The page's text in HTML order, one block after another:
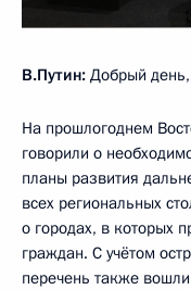
В.Путин: Добрый
На прошлогоднем
говорили о
планы развития
всех региональных
о городах, в которых
граждан. С учётом
перечень также